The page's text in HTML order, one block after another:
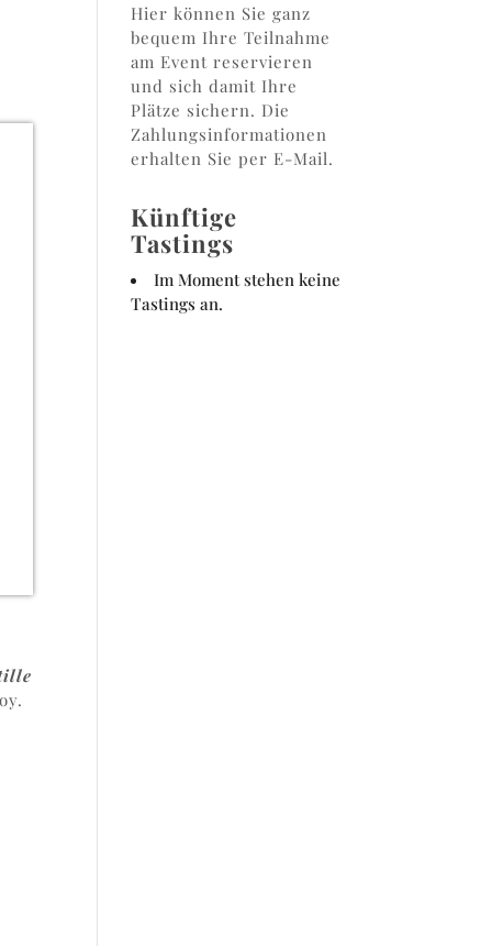
Hier können Sie ganz
bequem Ihre Teilnahme
am Event reservieren
und sich damit Ihre
Plätze sichern. Die
Zahlungsinformationen
erhalten Sie per E-Mail.
Künftige
Tastings
Im Moment stehen keine
Tastings an.